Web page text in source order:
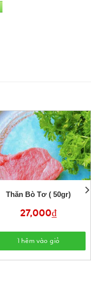
Thăn Bò Tơ ( 50gr)
27,000₫
Thêm vào giỏ